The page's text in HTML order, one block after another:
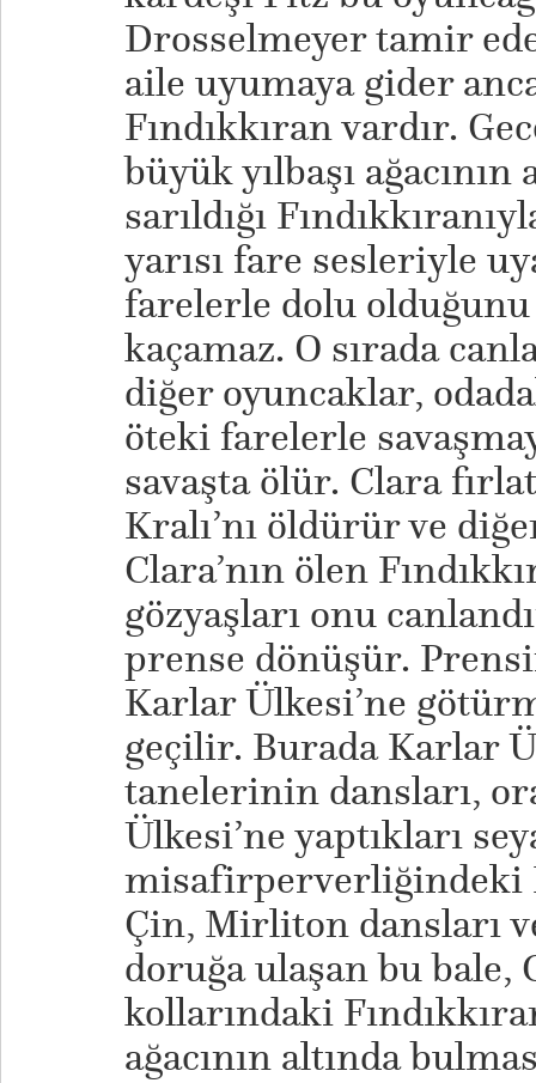
Drosselmeyer tamir
aile uyumaya gider
Fındıkkıran vardır.
büyük yılbaşı ağacının
sarıldığı
yarısı fare sesleriyle
farelerle dolu
kaçamaz. O sırada
diğer oyuncaklar,
öteki farelerle
savaşta ölür. Clara
Kralı’nı öldürür ve
Clara’nın ölen
gözyaşları onu
prense dönüşür.
Karlar Ülkesi’ne
geçilir. Burada Karlar
tanelerinin dansları,
Ülkesi’ne yaptıkları
misafirperverliğindeki
Çin, Mirliton dansları
doruğa ulaşan bu bale,
kollarındaki
ağacının altında